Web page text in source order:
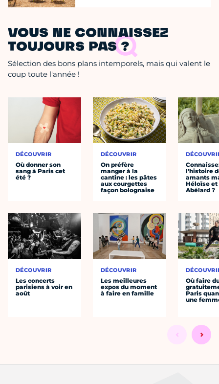
VOUS NE CONNAISSEZ
TOUJOURS PAS ?
Sélection des bons plans intemporels, mais qui valent le
coup toute l'année !
DÉCOUVRIR
Où donner son
sang à Paris cet
été ?
DÉCOUVRIR
Les concerts
parisiens à voir en
août
DÉCOUVRIR
On préfère
manger à la
cantine : les pâtes
aux courgettes
façon bolognaise
DÉCOUVRIR
Les meilleures
expos du moment
à faire en famille
l’histoire
amants
Héloïse et
Abélard ?
Où faire
Paris
une